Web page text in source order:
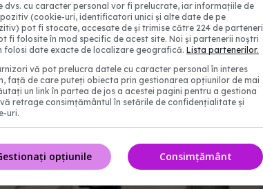
este mai sănătos
dvs. cu caracter personal vor fi prelucrate, iar informațiile de
(cookie-uri, identificatori unici și alte date de pe
pot fi stocate, accesate de și trimise către 224 de parteneri
fi folosite în mod specific de acest site. Noi și partenerii noștri
folosi date exacte de localizare geografică. Lista partenerilor.
vă pot prelucra datele cu caracter personal în interes
față de care puteți obiecta prin gestionarea opțiunilor de mai
un link în partea de jos a acestei pagini pentru a gestiona
retrage consimțământul în setările de confidențialitate și
uri.
Consimțământ
opțiunile